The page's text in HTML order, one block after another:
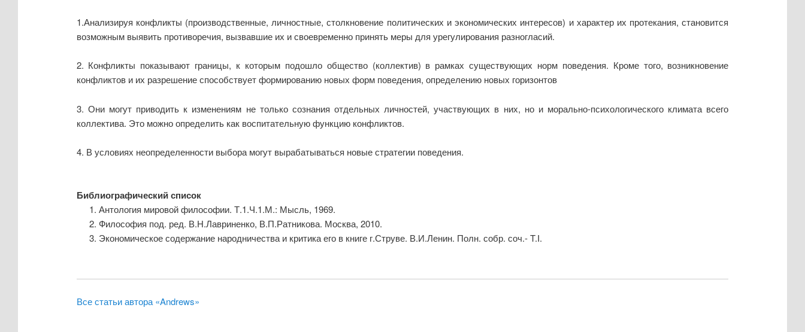
1.Анализируя конфликты (производственные, личностные, столкновение политических и экономических интересов) и характер их протекания, становится
возможным выявить противоречия, вызвавшие их и своевременно принять меры для урегулирования разногласий.
2. Конфликты показывают границы, к которым подошло общество (коллектив) в рамках существующих норм поведения. Кроме того, возникновение
конфликтов и их разрешение способствует формированию новых форм поведения, определению новых горизонтов
3. Они могут приводить к изменениям не только сознания отдельных личностей, участвующих в них, но и морально-психологического климата всего
коллектива. Это можно определить как воспитательную функцию конфликтов.
4. В условиях неопределенности выбора могут вырабатываться новые стратегии поведения.
Библиографический список
Антология мировой философии. Т.1.Ч.1.М.: Мысль, 1969.
Философия под. ред. В.Н.Лавриненко, В.П.Ратникова. Москва, 2010.
Экономическое содержание народничества и критика его в книге г.Струве. В.И.Ленин. Полн. собр. соч.- T.I.
Все статьи автора «Andrews»